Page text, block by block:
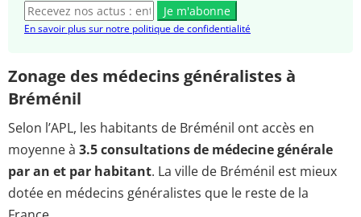
Je m'abonne
En savoir plus sur notre politique de confidentialité
Zonage des médecins généralistes à
Bréménil
Selon l’APL, les habitants de Bréménil ont accès en
moyenne à 3.5 consultations de médecine générale
par an et par habitant. La ville de Bréménil est mieux
dotée en médecins généralistes que le reste de la